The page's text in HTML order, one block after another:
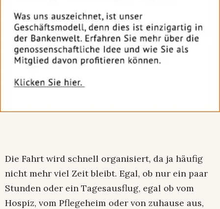
Die Fahrt wird schnell organisiert, da ja häufig
nicht mehr viel Zeit bleibt. Egal, ob nur ein paar
Stunden oder ein Tagesausflug, egal ob vom
Hospiz, vom Pflegeheim oder von zuhause aus,